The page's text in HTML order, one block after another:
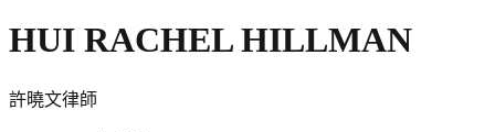
HUI RACHEL HILLMAN
許曉文律師